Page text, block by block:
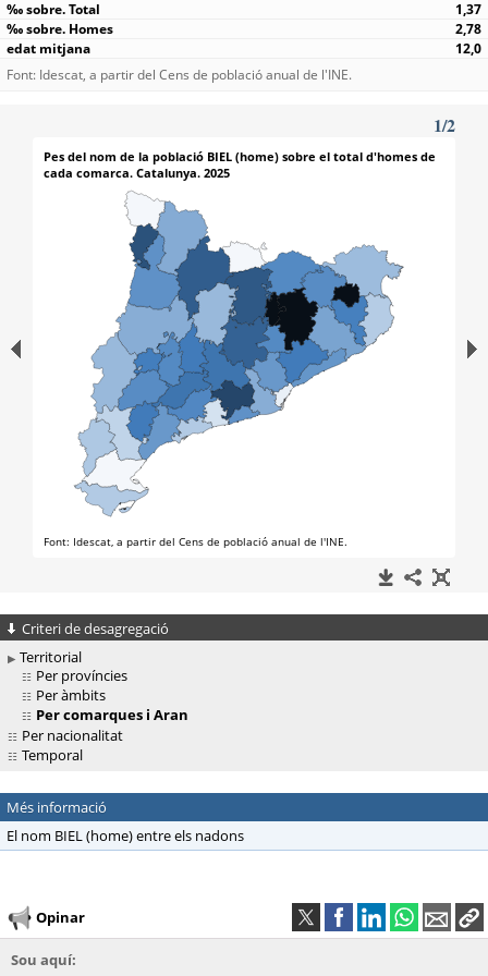
1,37
2,78
12,0
Font: Idescat, a partir del Cens de població anual de l'INE.
Criteri de desagregació
Territorial
Per províncies
Per àmbits
Per comarques i Aran
Per nacionalitat
Temporal
Més informació
El nom BIEL (home) entre els nadons
Opinar
Sou aquí: